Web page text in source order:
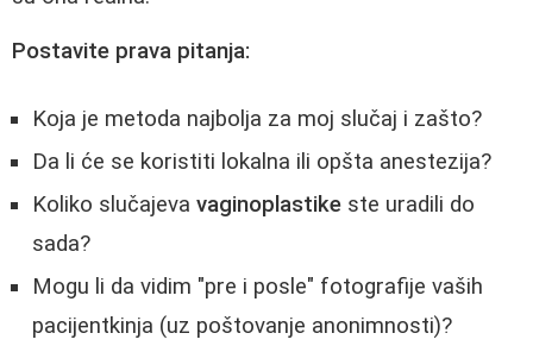
Postavite prava pitanja:
Koja je metoda najbolja za moj slučaj i zašto?
Da li će se koristiti lokalna ili opšta anestezija?
Koliko slučajeva vaginoplastike ste uradili do
sada?
Mogu li da vidim "pre i posle" fotografije vaših
pacijentkinja (uz poštovanje anonimnosti)?